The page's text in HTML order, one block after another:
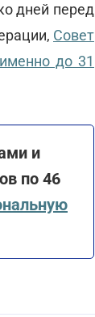
дней перед
Совет
до 31
и
по 46